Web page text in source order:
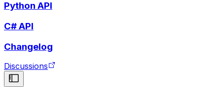
Python API
C# API
Changelog
Discussions